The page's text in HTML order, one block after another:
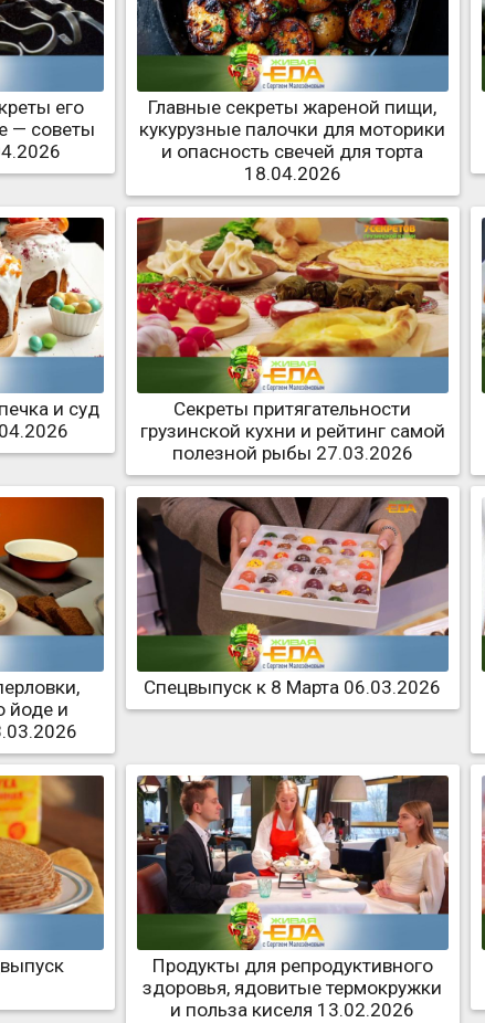
его
— советы
Главные секреты жареной пищи,
кукурузные палочки для моторики
и опасность свечей для торта
18.04.2026
и суд
Секреты притягательности
грузинской кухни и рейтинг самой
полезной рыбы 27.03.2026
йоде и
Спецвыпуск к 8 Марта 06.03.2026
Продукты для репродуктивного
здоровья, ядовитые термокружки
и польза киселя 13.02.2026